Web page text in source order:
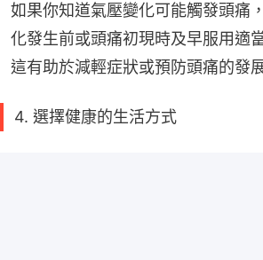
如果你知道氣壓變化可能觸發頭痛
化發生前或頭痛初現時及早服用適
這有助於減輕症狀或預防頭痛的發
4. 選擇健康的生活方式